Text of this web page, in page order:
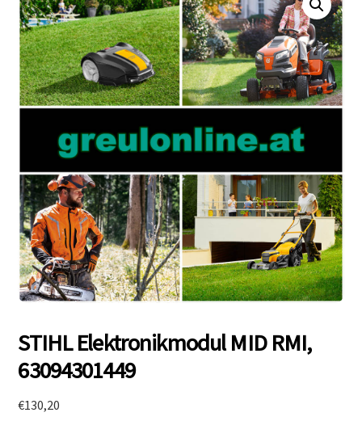
STIHL Elektronikmodul MID RMI,
63094301449
€130,20